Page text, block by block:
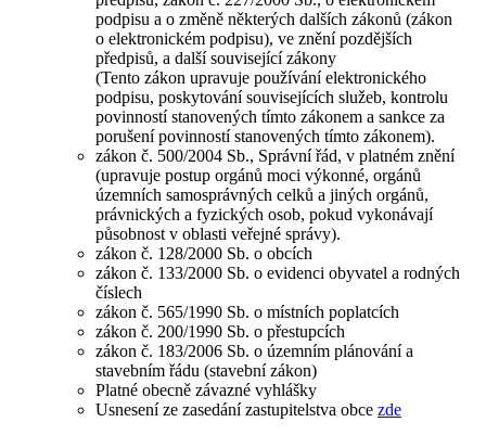
podpisu a o změně některých dalších zákonů (zákon
o elektronickém podpisu), ve znění pozdějších
předpisů, a další související zákony
(Tento zákon upravuje používání elektronického
podpisu, poskytování souvisejících služeb, kontrolu
povinností stanovených tímto zákonem a sankce za
porušení povinností stanovených tímto zákonem).
zákon č. 500/2004 Sb., Správní řád, v platném znění
(upravuje postup orgánů moci výkonné, orgánů
územních samosprávných celků a jiných orgánů,
právnických a fyzických osob, pokud vykonávají
působnost v oblasti veřejné správy).
zákon č. 128/2000 Sb. o obcích
zákon č. 133/2000 Sb. o evidenci obyvatel a rodných
číslech
zákon č. 565/1990 Sb. o místních poplatcích
zákon č. 200/1990 Sb. o přestupcích
zákon č. 183/2006 Sb. o územním plánování a
stavebním řádu (stavební zákon)
Platné obecně závazné vyhlášky
Usnesení ze zasedání zastupitelstva obce zde